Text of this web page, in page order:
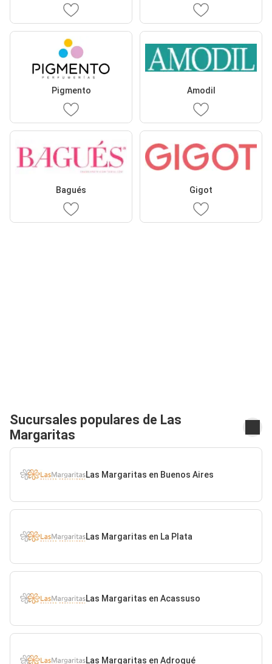
Pigmento Amodil
Bagués Gigot
Sucursales populares de Las
Margaritas
Las Margaritas en Buenos Aires
Las Margaritas en La Plata
Las Margaritas en Acassuso
Las Margaritas en Adrogué